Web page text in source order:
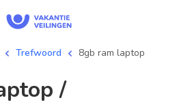
Trefwoord 8gb ram laptop